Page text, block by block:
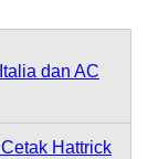
dan AC
Hattrick